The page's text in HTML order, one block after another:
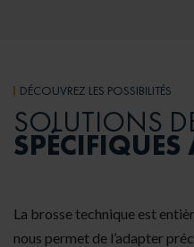
DÉCOUVREZ LES POSSIBILITÉS
SOLUTIONS
La brosse technique est
nous permet de l’adapter